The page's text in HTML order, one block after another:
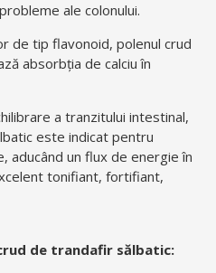
ale colonului.
de tip flavonoid, polenul crud
absorbția de calciu în
a tranzitului intestinal,
este indicat pentru
aducând un flux de energie în
tonifiant, fortifiant,
de trandafir sălbatic: